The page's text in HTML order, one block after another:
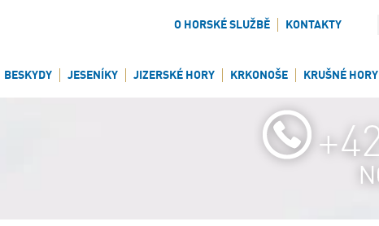
O HORSKÉ SLUŽBĚ KONTAKTY
BESKYDY JESENÍKY JIZERSKÉ HORY KRKONOŠE KRUŠNÉ HORY